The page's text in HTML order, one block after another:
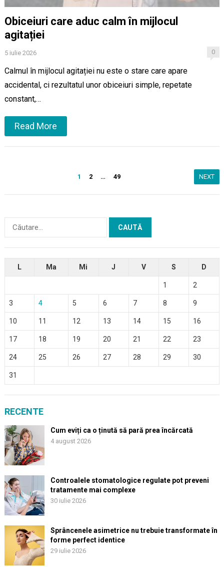
Obiceiuri care aduc calm în mijlocul
agitației
5 iulie 2026 0
Calmul în mijlocul agitației nu este o stare care apare
accidental, ci rezultatul unor obiceiuri simple, repetate
constant,…
Read More
1 2 … 49 NEXT
Caută
după:
L Ma Mi J V S D
1 2
3 4 5 6 7 8 9
10 11 12 13 14 15 16
17 18 19 20 21 22 23
24 25 26 27 28 29 30
31
RECENTE
Cum eviți ca o ținută să pară prea încărcată
4 august 2026
Controalele stomatologice regulate pot preveni
tratamente mai complexe
30 iulie 2026
Sprâncenele asimetrice nu trebuie transformate în
forme perfect identice
29 iulie 2026